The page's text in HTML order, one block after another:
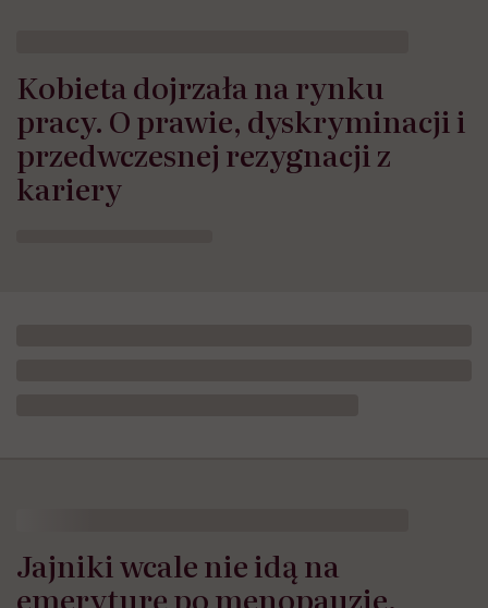
Kobieta dojrzała na rynku
pracy. O prawie, dyskryminacji i
przedwczesnej rezygnacji z
kariery
Jajniki wcale nie idą na